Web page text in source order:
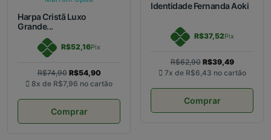
Harpa Cristã Luxo
Grande...
R$52,16Pix
R$74,90 R$54,90
8x de R$7,96 no cartão
Comprar
Identidade Fernanda Aoki
R$37,52Pix
R$62,90 R$39,49
7x de R$6,43 no cartão
Comprar